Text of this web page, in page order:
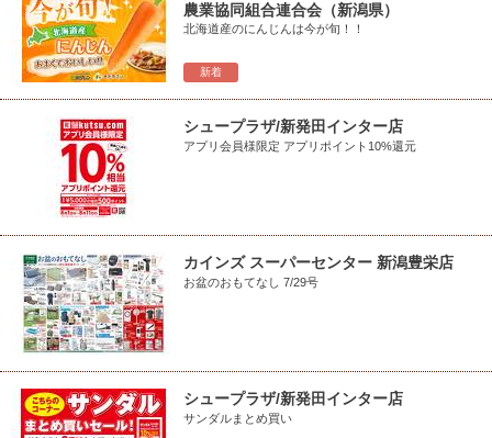
新着
農業協同組合連合会（新潟県）
北海道産のにんじんは今が旬！！
シュープラザ/新発田インター店
アプリ会員様限定 アプリポイント10%還元
カインズ スーパーセンター 新潟豊栄店
お盆のおもてなし 7/29号
シュープラザ/新発田インター店
サンダルまとめ買い